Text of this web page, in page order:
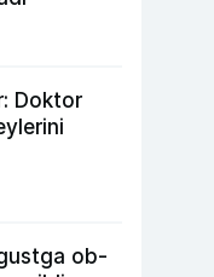
Doktor
ob-